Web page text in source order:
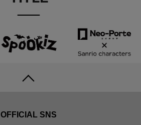
OFFICIAL SNS